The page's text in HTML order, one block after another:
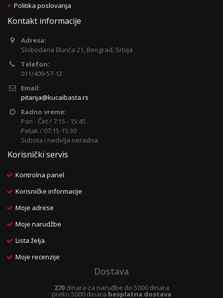
Politika poslovanja
Kontakt informacije
Adresa:
Slobodana Đurića 21, Beograd, Srbija
Telefon:
011/409-57-12
Email:
pitanja@kucaibasta.rs
Radno vreme:
Pon - Čet / 7:15 - 15:45
Petak / 07:15-15:30
Subota i nedelja neradna
Korisnički servis
Kontrolna panel
Korisničke informacije
Moje adrese
Moje narudžbe
Lista želja
Moje recenzije
Dostava
270dinara za naruđbe do 5000 dinara
preko 5000 dinara besplatna dostava